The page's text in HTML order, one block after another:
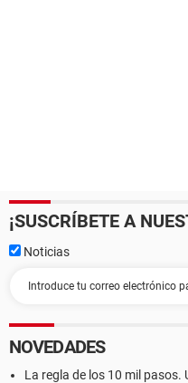
¡SUSCRÍBETE A
Noticias
NOVEDADES
La regla de los 10 mil pasos.